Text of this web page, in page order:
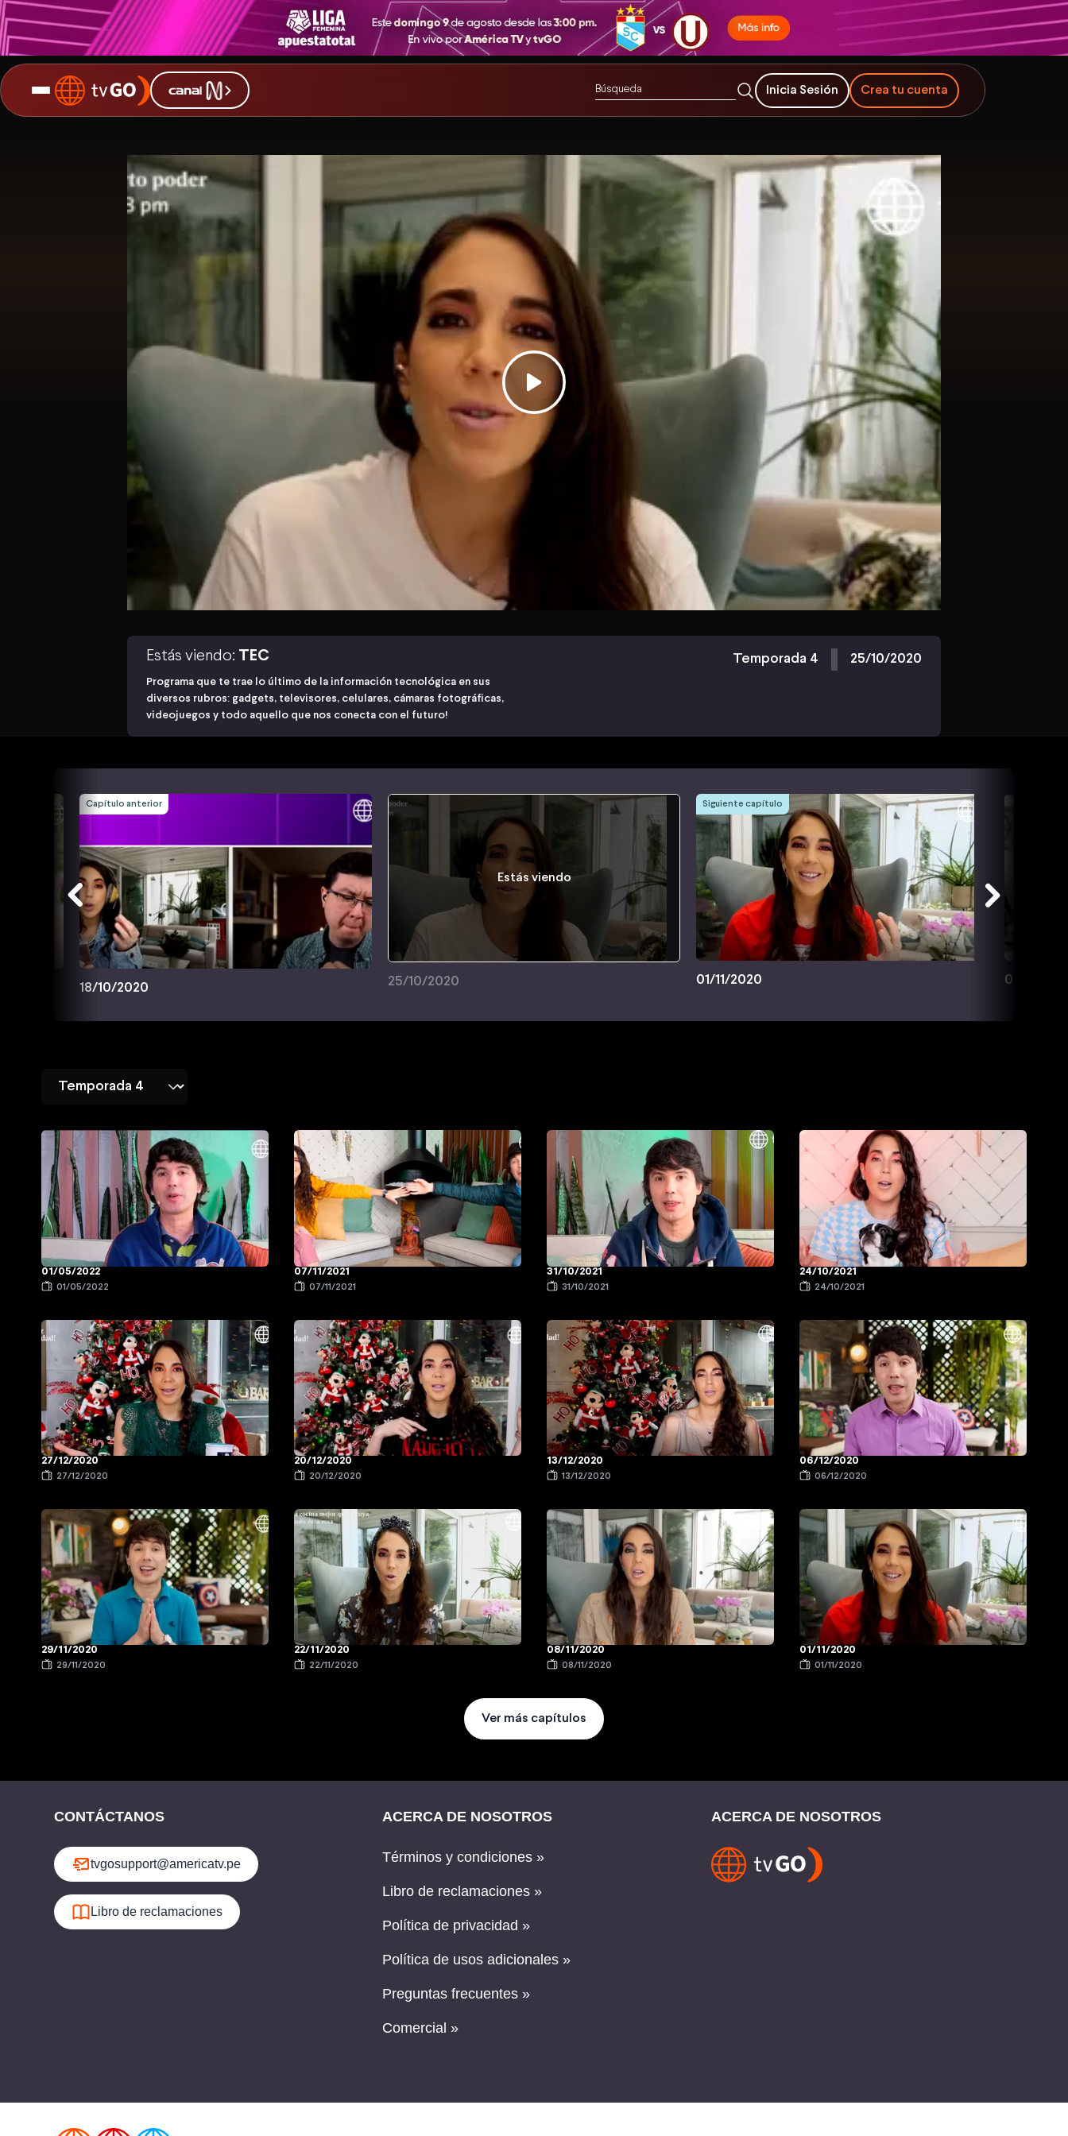
Inicia Sesión Crea tu cuenta
Estás viendo: TEC
Programa que te trae lo último de la información tecnológica en sus
diversos rubros: gadgets, televisores, celulares, cámaras fotográficas,
videojuegos y todo aquello que nos conecta con el futuro!
Temporada 4 25/10/2020
Capítulo anterior
18/10/2020
Estás viendo
25/10/2020
Siguiente capítulo
01/11/2020 08/11/
01/05/2022
01/05/2022
07/11/2021
07/11/2021
31/10/2021
31/10/2021
24/10/2021
24/10/2021
27/12/2020
27/12/2020
20/12/2020
20/12/2020
13/12/2020
13/12/2020
06/12/2020
06/12/2020
29/11/2020
29/11/2020
22/11/2020
22/11/2020
08/11/2020
08/11/2020
01/11/2020
01/11/2020
Ver más capítulos
CONTÁCTANOS
tvgosupport@americatv.pe
Libro de reclamaciones
ACERCA DE NOSOTROS
Términos y condiciones »
Libro de reclamaciones »
Política de privacidad »
Política de usos adicionales »
Preguntas frecuentes »
Comercial »
ACERCA DE NOSOTROS